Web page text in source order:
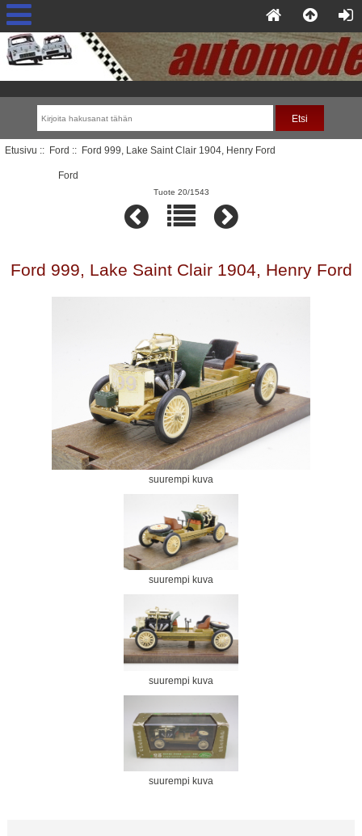
Etusivu :: Ford :: Ford 999, Lake Saint Clair 1904, Henry Ford
Ford
Tuote 20/1543
Ford 999, Lake Saint Clair 1904, Henry Ford
suurempi kuva
suurempi kuva
suurempi kuva
suurempi kuva